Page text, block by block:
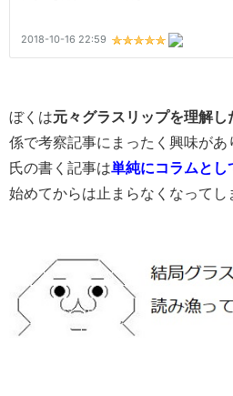
ぼくは元々グラスリップを理解し
係で考察記事にまったく興味があ
氏の書く記事は単純にコラムとし
始めてからは止まらなくなってし